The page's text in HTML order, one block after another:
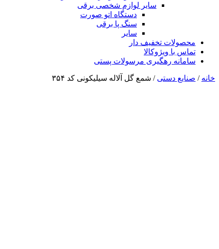
سایر لوازم شخصی برقی
دستگاه اتو صورت
سنگ پا برقی
سایر
محصولات تخفیف دار
تماس با ویژوکالا
سامانه رهگیری مرسولات پستی
خانه / صنایع دستی / شمع گل آلاله سیلیکونی کد ۳۵۴